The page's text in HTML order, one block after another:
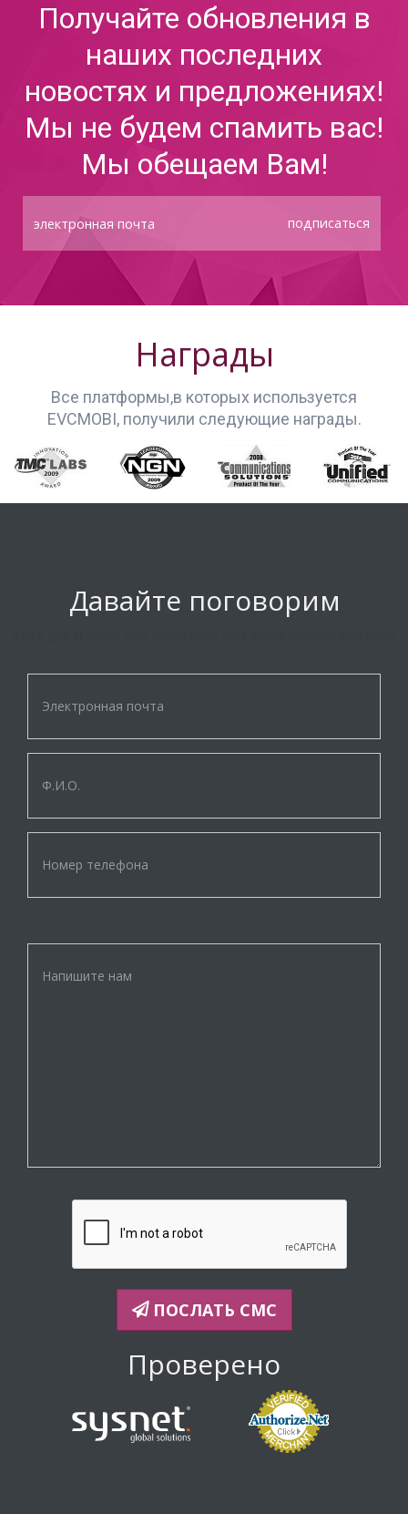
Получайте обновления в
наших последних
новостях и предложениях!
Мы не будем спамить вас!
Мы обещаем Вам!
подписаться
Награды
Все платформы,в которых используется
EVCMOBI, получили следующие награды.
Давайте поговорим
ПОСЛАТЬ СМС
Проверено